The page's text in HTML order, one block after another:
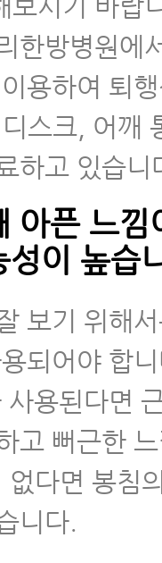
한방병원에
용하여 퇴
스크, 어깨
하고 있습니
아픈 느낌
성이 높습
보기 위해
되어야 합
용된다면
고 뻐근한
다면 봉침
니다.